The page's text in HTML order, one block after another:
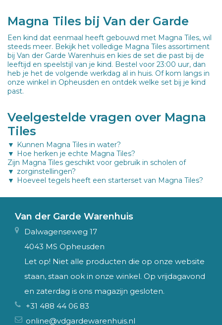
Magna Tiles bij Van der Garde
Een kind dat eenmaal heeft gebouwd met Magna Tiles, wil
steeds meer. Bekijk het volledige Magna Tiles assortiment
bij Van der Garde Warenhuis en kies de set die past bij de
leeftijd en speelstijl van je kind. Bestel voor 23:00 uur, dan
heb je het de volgende werkdag al in huis. Of kom langs in
onze winkel in Opheusden en ontdek welke set bij je kind
past.
Veelgestelde vragen over Magna
Tiles
Kunnen Magna Tiles in water?
Hoe herken je echte Magna Tiles?
Zijn Magna Tiles geschikt voor gebruik in scholen of
zorginstellingen?
Hoeveel tegels heeft een starterset van Magna Tiles?
Van der Garde Warenhuis
Dalwagenseweg 17
4043 MS Opheusden
Let op! Niet alle producten die op onze website
staan, staan ook in onze winkel. Op vrijdagavond
en zaterdag is ons magazijn gesloten.
+31 488 44 06 83
online@vdgardewarenhuis.nl